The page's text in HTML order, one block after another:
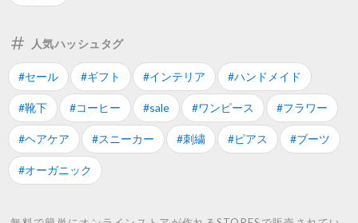
人気ハッシュタグ
#セール #ギフト #インテリア #ハンドメイド
#靴下 #コーヒー #sale #ワンピース #フラワー
#ヘアケア #スニーカー #刺繍 #ピアス #ブーツ
#オーガニック